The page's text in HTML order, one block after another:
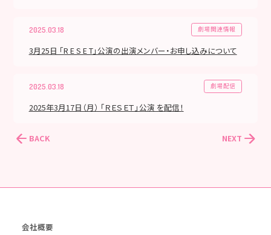
2025.03.18 劇場関連情報
3月25日 「R E S E T」公演の出演メンバー・お申し込みについて
2025.03.18 劇場配信
2025年3月17日（月） 「ＲＥＳＥＴ」公演 を配信！
BACK NEXT
会社概要